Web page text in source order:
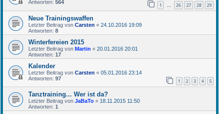
Antworten: 564 1 … 26 27 28 29
Neue Trainingswaffen
Letzter Beitrag von Carsten « 24.10.2016 19:09
Antworten: 8
Winterfereien 2015
Letzter Beitrag von Martin « 20.01.2016 20:01
Antworten: 17
Kalender
Letzter Beitrag von Carsten « 05.01.2016 23:14
Antworten: 97 1 2 3 4 5
Tanztraining... Wer ist da?
Letzter Beitrag von JaBaTo « 18.11.2015 11:50
Antworten: 1